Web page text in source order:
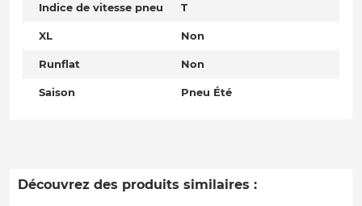
Indice de vitesse pneu T
XL Non
Runflat Non
Saison Pneu Été
Découvrez des produits similaires :